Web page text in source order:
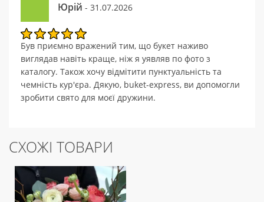
Юрій - 31.07.2026
Був приємно вражений тим, що букет наживо
виглядав навіть краще, ніж я уявляв по фото з
каталогу. Також хочу відмітити пунктуальність та
чемність кур'єра. Дякую, buket-express, ви допомогли
зробити свято для моєї дружини.
СХОЖІ ТОВАРИ